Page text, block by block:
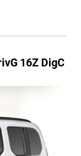
16Z DigC